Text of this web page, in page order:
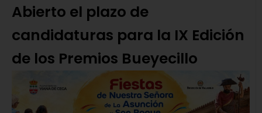
Abierto el plazo de
candidaturas para la IX Edición
de los Premios Bueyecillo